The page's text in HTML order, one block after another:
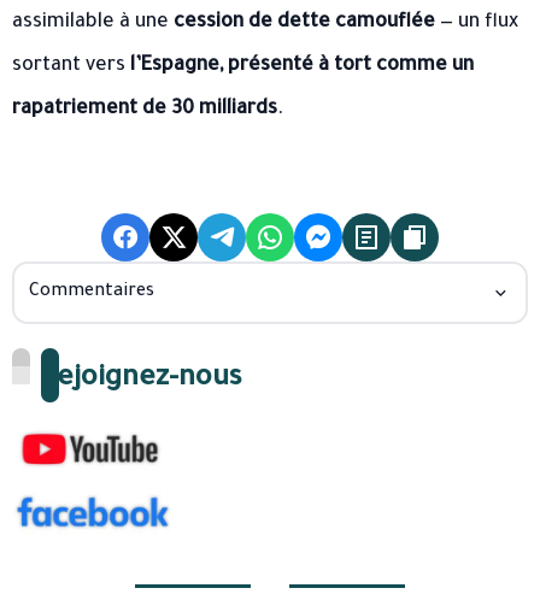
assimilable à une cession de dette camouflée — un flux
sortant vers l’Espagne, présenté à tort comme un
rapatriement de 30 milliards.
Commentaires
Rejoignez-nous